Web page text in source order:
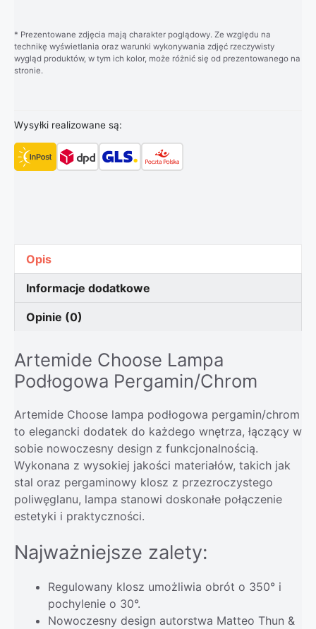
* Prezentowane zdjęcia mają charakter poglądowy. Ze względu na
technikę wyświetlania oraz warunki wykonywania zdjęć rzeczywisty
wygląd produktów, w tym ich kolor, może różnić się od prezentowanego na
stronie.
Wysyłki realizowane są:
Opis
Informacje dodatkowe
Opinie (0)
Artemide Choose Lampa
Podłogowa Pergamin/Chrom
Artemide Choose lampa podłogowa pergamin/chrom
to elegancki dodatek do każdego wnętrza, łączący w
sobie nowoczesny design z funkcjonalnością.
Wykonana z wysokiej jakości materiałów, takich jak
stal oraz pergaminowy klosz z przezroczystego
poliwęglanu, lampa stanowi doskonałe połączenie
estetyki i praktyczności.
Najważniejsze zalety:
Regulowany klosz umożliwia obrót o 350° i
pochylenie o 30°.
Nowoczesny design autorstwa Matteo Thun &